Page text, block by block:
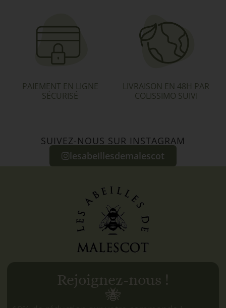
PAIEMENT EN LIGNE
SÉCURISÉ
LIVRAISON EN 48H PAR
COLISSIMO SUIVI
SUIVEZ-NOUS SUR INSTAGRAM
lesabeillesdemalescot
Rejoignez-nous !
🐝